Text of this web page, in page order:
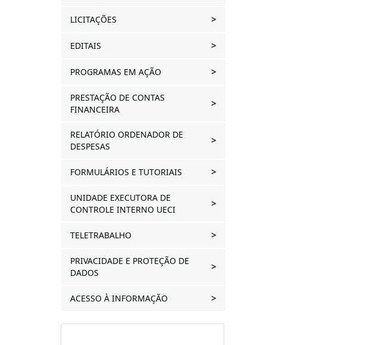
LICITAÇÕES
EDITAIS
PROGRAMAS EM AÇÃO
PRESTAÇÃO DE CONTAS
FINANCEIRA
RELATÓRIO ORDENADOR DE
DESPESAS
FORMULÁRIOS E TUTORIAIS
UNIDADE EXECUTORA DE
CONTROLE INTERNO UECI
TELETRABALHO
PRIVACIDADE E PROTEÇÃO DE
DADOS
ACESSO À INFORMAÇÃO